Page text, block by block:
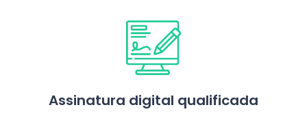
Assinatura digital qualificada